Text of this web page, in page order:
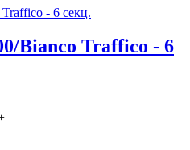
Bianco Traffico - 6